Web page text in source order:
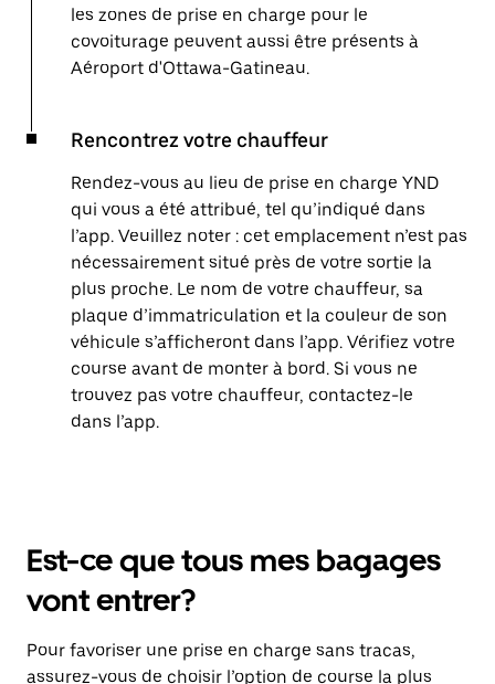
les zones de prise en charge pour le
covoiturage peuvent aussi être présents à
Aéroport d'Ottawa-Gatineau.
Rencontrez votre chauffeur
Rendez-vous au lieu de prise en charge YND
qui vous a été attribué, tel qu’indiqué dans
l’app. Veuillez noter : cet emplacement n’est pas
nécessairement situé près de votre sortie la
plus proche. Le nom de votre chauffeur, sa
plaque d’immatriculation et la couleur de son
véhicule s’afficheront dans l’app. Vérifiez votre
course avant de monter à bord. Si vous ne
trouvez pas votre chauffeur, contactez-le
dans l’app.
Est-ce que tous mes bagages
vont entrer?
Pour favoriser une prise en charge sans tracas,
assurez-vous de choisir l’option de course la plus